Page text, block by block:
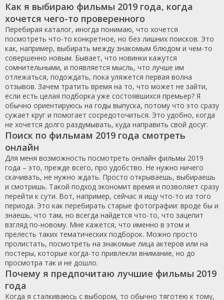
Как я выбираю фильмы 2019 года, когда
хочется чего-то проверенного
Перебирая каталог, иногда понимаю, что хочется
посмотреть что-то конкретное, но без лишних поисков. Это
как, например, выбирать между знакомым блюдом и чем-то
совершенно новым. Бывает, что новинки кажутся
сомнительными, и появляется мысль, что лучше им
отлежаться, подождать, пока уляжется первая волна
отзывов. Зачем тратить время на то, что может не зайти,
если есть целая подборка уже состоявшихся премьер? Я
обычно ориентируюсь на годы выпуска, потому что это сразу
сужает круг и помогает сосредоточиться. Это удобно, когда
не хочется долго раздумывать, куда направить свой досуг.
Поиск по фильмам 2019 года смотреть
онлайн
Для меня возможность посмотреть онлайн фильмы 2019
года – это, прежде всего, про удобство. Не нужно ничего
скачивать, не нужно ждать. Просто открываешь, выбираешь
и смотришь. Такой подход экономит время и позволяет сразу
перейти к сути. Вот, например, сейчас я ищу что-то из того
периода. Это как перебирать старые фотографии: вроде бы и
знаешь, что там, но всегда найдется что-то, что зацепит
взгляд по-новому. Мне кажется, что именно в этом и
прелесть таких тематических подборок. Можно просто
пролистать, посмотреть на знакомые лица актеров или на
постеры, которые когда-то привлекли внимание, но до
просмотра так и не дошло.
Почему я предпочитаю лучшие фильмы 2019
года
Когда я сталкиваюсь с выбором, то обычно тяготею к тому,